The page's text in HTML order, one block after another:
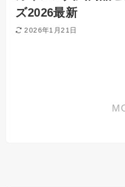
ズ2026最新
2026年1月21日